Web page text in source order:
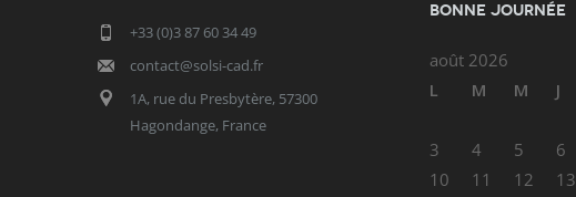
+33 (0)3 87 60 34 49
contact@solsi-cad.fr
1A, rue du Presbytère, 57300
Hagondange, France
bonne journée
août 2026
L
M M J
3
4 5 6
10
11 12 13